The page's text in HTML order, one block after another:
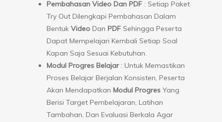
Pembahasan Video Dan PDF : Setiap Paket
Try Out Dilengkapi Pembahasan Dalam
Bentuk Video Dan PDF Sehingga Peserta
Dapat Mempelajari Kembali Setiap Soal
Kapan Saja Sesuai Kebutuhan.
Modul Progres Belajar: Untuk Memastikan
Proses Belajar Berjalan Konsisten, Peserta
Akan Mendapatkan Modul Progres Yang
Berisi Target Pembelajaran, Latihan
Tambahan, Dan Evaluasi Berkala Agar